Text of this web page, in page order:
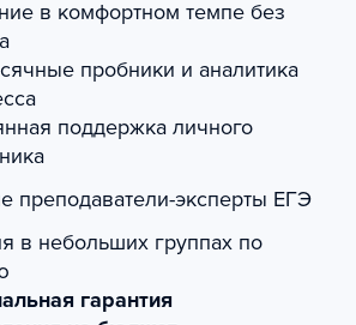
в комфортном темпе без
пробники и аналитика
поддержка личного
преподаватели-эксперты ЕГЭ
в небольших группах по
гарантия